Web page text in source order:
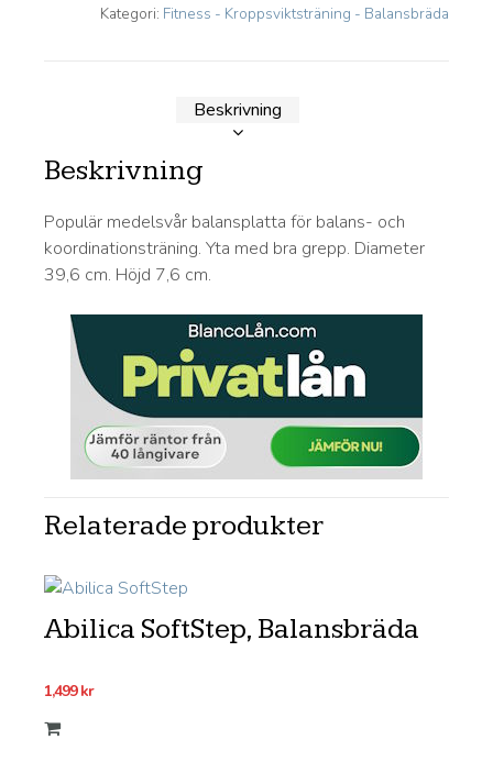
Kategori: Fitness - Kroppsviktsträning - Balansbräda
Beskrivning
Beskrivning
Populär medelsvår balansplatta för balans- och
koordinationsträning. Yta med bra grepp. Diameter
39,6 cm. Höjd 7,6 cm.
Relaterade produkter
Abilica SoftStep, Balansbräda
1,499kr